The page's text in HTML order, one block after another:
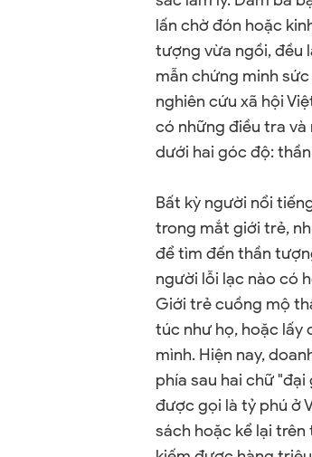
lấn chờ đón hoặc
tượng vừa ngồi, đều
mẫn chứng minh
nghiên cứu xã hội
có những điều tra và
dưới hai góc độ:
Bất kỳ người nổi
trong mắt giới trẻ,
để tìm đến thần
người lỗi lạc nào có
Giới trẻ cuồng mộ
túc như họ, hoặc lấy
mình. Hiện nay,
phía sau hai chữ
được gọi là tỷ phú ở
sách hoặc kể lại